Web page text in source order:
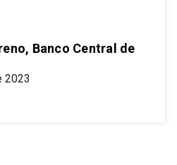
Banco Central de
2023